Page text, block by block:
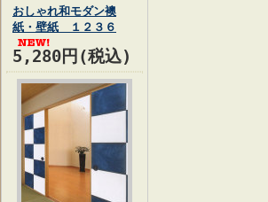
おしゃれ和モダン襖
紙・壁紙 １２３６
5,280円(税込)